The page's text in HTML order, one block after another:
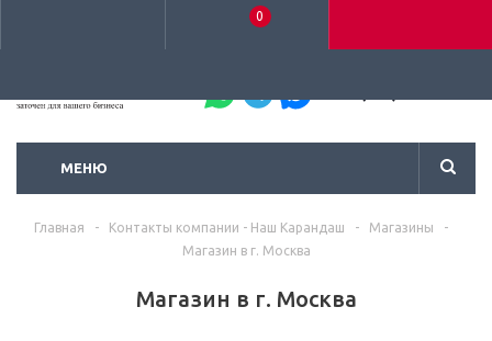
0
МЕНЮ
Главная - Контакты компании - Наш Карандаш - Магазины
-
Магазин в г. Москва
Магазин в г. Москва